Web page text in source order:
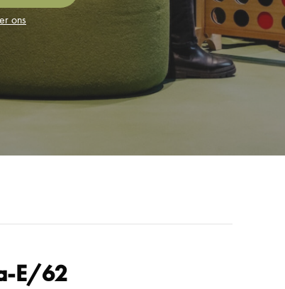
ons
E/62